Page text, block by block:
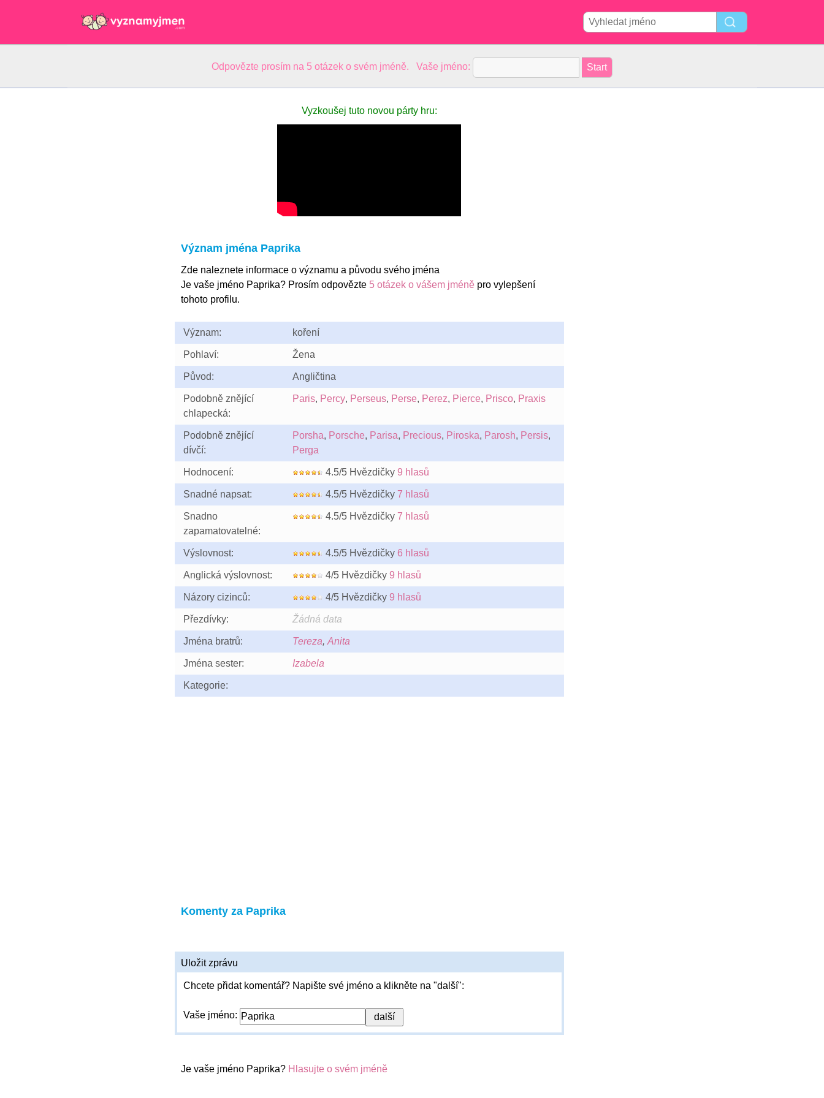
Odpovězte prosím na 5 otázek o svém jméně. Vaše jméno:
Vyzkoušej tuto novou párty hru:
Význam jména Paprika
Zde naleznete informace o významu a původu svého jména
Je vaše jméno Paprika? Prosím odpovězte 5 otázek o vášem jméněpro vylepšení
tohoto profilu.
Význam: koření
Pohlaví: Žena
Původ: Angličtina
Podobně znějící
chlapecká:
Paris, Percy, Perseus, Perse, Perez, Pierce, Prisco, Praxis
Podobně znějící
dívčí:
Porsha, Porsche, Parisa, Precious, Piroska, Parosh, Persis,
Perga
Hodnocení: 4.5/5 Hvězdičky 9 hlasů
Snadné napsat: 4.5/5 Hvězdičky 7 hlasů
Snadno
zapamatovatelné:
4.5/5 Hvězdičky 7 hlasů
Výslovnost: 4.5/5 Hvězdičky 6 hlasů
Anglická výslovnost: 4/5 Hvězdičky 9 hlasů
Názory cizinců: 4/5 Hvězdičky 9 hlasů
Přezdívky: Žádná data
Jména bratrů: Tereza, Anita
Jména sester: Izabela
Kategorie:
Komenty za Paprika
Uložit zprávu
Chcete přidat komentář? Napište své jméno a klikněte na "další":
Vaše jméno:
Je vaše jméno Paprika? Hlasujte o svém jméně